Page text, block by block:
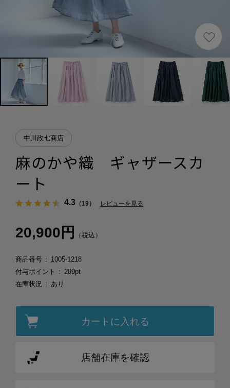
中川政七商店
麻のかや織 ギャザースカ
ート
4.3（19） レビューを見る
20,900円 （税込）
商品番号
1005-1218
付与ポイント
209pt
在庫状況
あり
カートに入れる
店舗在庫を確認